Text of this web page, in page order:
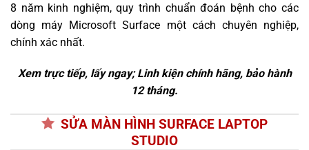
8 năm kinh nghiệm, quy trình chuẩn đoán bệnh cho các
dòng máy Microsoft Surface một cách chuyên nghiệp,
chính xác nhất.
Xem trực tiếp, lấy ngay; Linh kiện chính hãng, bảo hành
12 tháng.
SỬA MÀN HÌNH SURFACE LAPTOP
STUDIO